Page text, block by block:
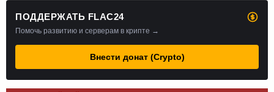
ПОДДЕРЖАТЬ FLAC24
Помочь развитию и серверам в крипте →
Внести донат (Crypto)